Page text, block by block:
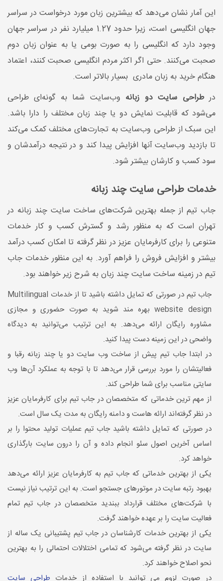
این آمار نشان می‌دهد که بیشترین زبان مورد درخواست در سراسر
جهان انگلیسی است، زیرا حدود 1.27 میلیارد نفر در سراسر جهان
وجود دارد که انگلیسی را به صورت بومی یا به عنوان زبان دوم
صحبت می‌کنند. حتی اگر اکثر مردم انگلیسی صحبت کنند، اعتماد
هنگام خرید به زبان مادری بسیار بالاتر است.
درطراحی سایت دو زبانه وب‌سایت شما به گونه‌ای طراحی
می‌شود که قابلیت نمایش دو یا چند زبان مختلف را دارا باشد.
این سبک از طراحی وب‌سایت به تجارت‌های مختلف کمک می‌کند
تا بازدید وب‌سایت آنها افزایش پیدا کند و در نتیجه درآمدشان و
سود کسب و کارشان بیشتر شود.
خدمات طراحی سایت چند زبانه
جاب تیم از جمله بهترین شرکت‌های ساخت سایت چند زبانه در
تهران است که به منظور رشد و گسترش کسب و کار خدمات
متنوعی را برای کارفرمایان عزیز در نظر گرفته تا امکان کسب درآمد
بیشتر و افزایش فروش را فراهم آورد. به این منظور خدمات جاب
تیم در زمینه ساخت سایت چند زبان به شرح زیر خواهند بود.
جاب تیم در صورتی که تمایل داشته باشید تا از خدمات Multilingual
website design بهره مند شوید به صورت حضوری و مجازی
مشاوره رایگان ارائه می‌دهد. به این ترتیب می‌توانید به دیدگاه
واضحی در این زمینه دست پیدا کنید.
در ابتدا جاب تیم پیش از ساخت وب سایت دو یا چند زبانه رقبا و
فعالیتشان را مورد بررسی قرار می‌دهد تا با توجه به عملکرد آن‌ها وب
سایتی مناسب برای شما طراحی کند.
از مهم ترین خدماتی که متخصصان در جاب تیم برای کارفرمایان عزیز
در نظر گرفته‌اند ارائه هاست و دامنه رایگان به مدت یک سال است.
در صورتی که تمایل داشته باشید جاب تیم عملیات تولید محتوا را بر
اساس آخرین اصول سئو انجام داده و آن را درون سایت بارگذاری
خواهد کرد.
یکی از بهترین خدماتی که جاب تیم به کارفرمایان عزیز ارائه می‌دهد
بهبود رتبه سایت در موتورهای جستجو است. به این ترتیب نیاز نیست
با شرکت‌های مختلف قرارداد ببندید متخصصان در جاب تیم تمام
فعالیت سایت را بر عهده خواهند گرفت.
یکی از بهترین خدمات کارشناسان در جاب تیم پشتیبانی یک ساله از
سایت در نظر گرفته می‌شود که تمامی اختلالات احتمالی را به بهترین
نحو اصلاح خواهند کرد.
در صورت لزوم می توانید با استفاده از خدمات طراحی سایت